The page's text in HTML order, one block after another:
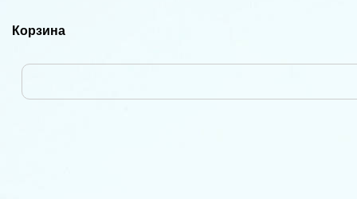
Корзина